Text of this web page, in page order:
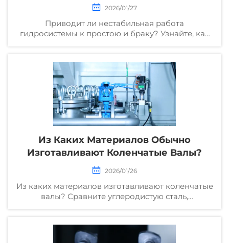
2026/01/27
Приводит ли нестабильная работа
гидросистемы к простою и браку? Узнайте, как
инвестиций. Ознакомьтесь с передовыми
методами уже сегодня.
Из Каких Материалов Обычно
Изготавливают Коленчатые Валы?
2026/01/26
Из каких материалов изготавливают коленчатые
валы? Сравните углеродистую сталь,
Выберите подходящий материал для вашего
двигателя.